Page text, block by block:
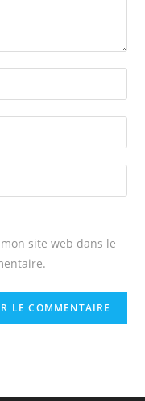
site web dans le